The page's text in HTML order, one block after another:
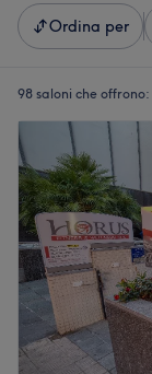
Ordina per
98 saloni che offrono: